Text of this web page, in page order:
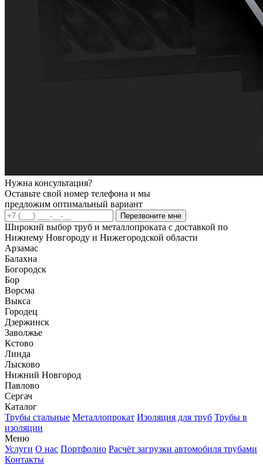
Нужна консультация?
Оставьте свой номер телефона и мы
предложим оптимальный вариант
Перезвоните мне
Широкий выбор труб и металлопроката с доставкой по
Нижнему Новгороду и Нижегородской области
Арзамас
Балахна
Богородск
Бор
Ворсма
Выкса
Городец
Дзержинск
Заволжье
Кстово
Линда
Лысково
Нижний Новгород
Павлово
Сергач
Каталог
Трубы стальные Металлопрокат Изоляция для труб Трубы в
изоляции
Меню
Услуги О нас Портфолио Расчёт загрузки автомобиля трубами
Контакты